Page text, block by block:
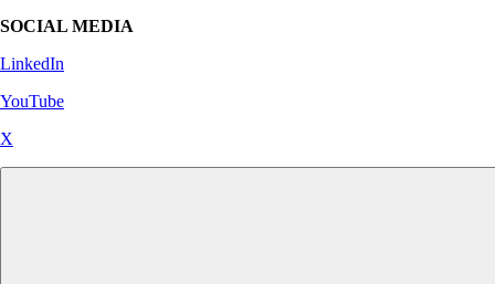
SOCIAL MEDIA
LinkedIn
YouTube
X